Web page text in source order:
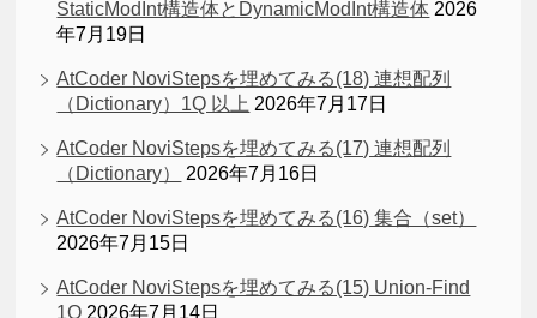
StaticModInt構造体とDynamicModInt構造体 2026
年7月19日
AtCoder NoviStepsを埋めてみる(18) 連想配列
（Dictionary）1Q 以上 2026年7月17日
AtCoder NoviStepsを埋めてみる(17) 連想配列
（Dictionary）
2026年7月16日
AtCoder NoviStepsを埋めてみる(16) 集合（set）
2026年7月15日
AtCoder NoviStepsを埋めてみる(15) Union-Find
1Q 2026年7月14日